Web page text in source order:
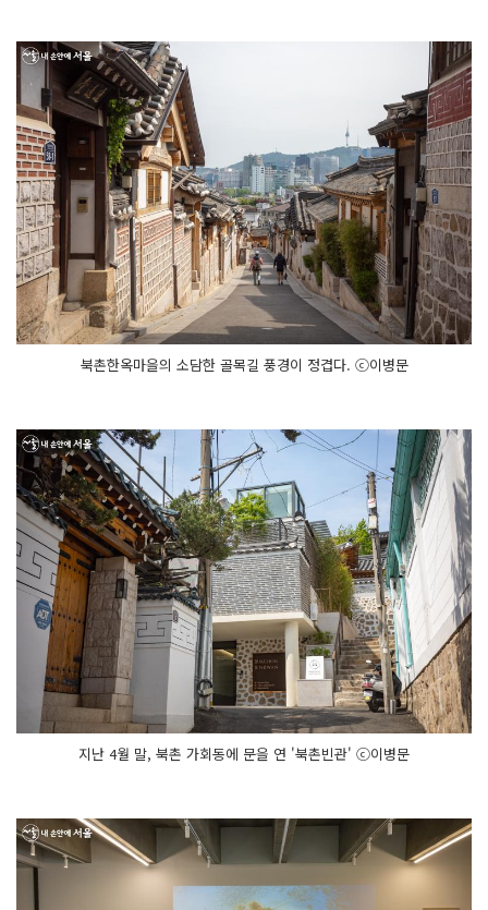
북촌한옥마을의 소담한 골목길 풍경이 정겹다. ⓒ이병문
지난 4월 말, 북촌 가회동에 문을 연 '북촌빈관' ⓒ이병문